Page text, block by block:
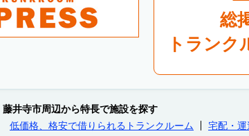
総
トラン
藤井寺市周辺から特長で施設を探す
低価格、格安で借りられるトランクルーム
宅配・